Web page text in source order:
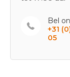
Bel
+31
05